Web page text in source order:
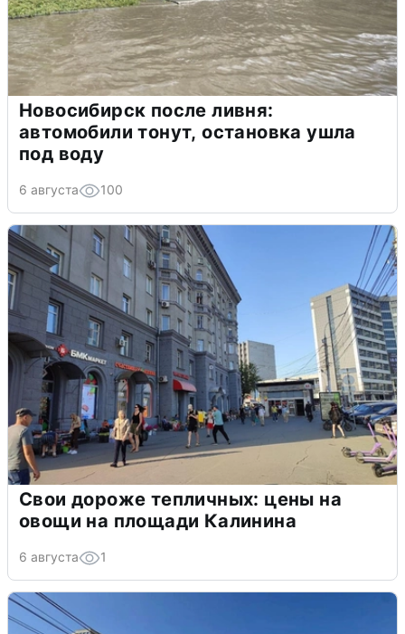
Новосибирск после ливня:
автомобили тонут, остановка ушла
под воду
6 августа 100
Свои дороже тепличных: цены на
овощи на площади Калинина
6 августа 1